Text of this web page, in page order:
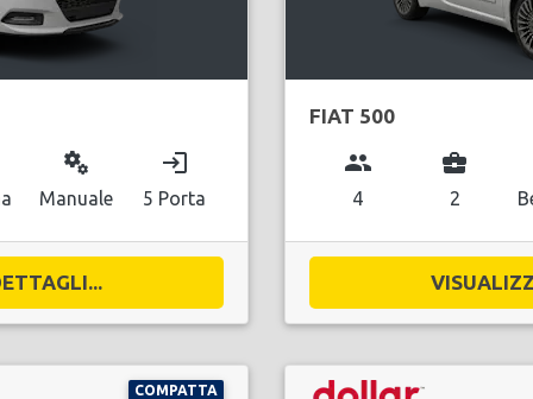
miscellaneous_services
Manuale
login
5 Porta
FIAT 500
group
4
business_center
2
COMPATTA